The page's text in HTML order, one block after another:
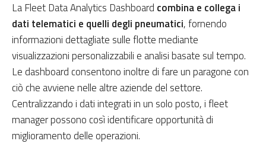
La Fleet Data Analytics Dashboard combina e collega i
dati telematici e quelli degli pneumatici, fornendo
informazioni dettagliate sulle flotte mediante
visualizzazioni personalizzabili e analisi basate sul tempo.
Le dashboard consentono inoltre di fare un paragone con
ciò che avviene nelle altre aziende del settore.
Centralizzando i dati integrati in un solo posto, i fleet
manager possono così identificare opportunità di
miglioramento delle operazioni.